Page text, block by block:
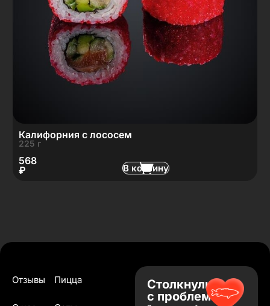
Калифорния с лососем
225 г
568
₽
В корзину
Отзывы Пицца
Столкнулись
с проблемой?